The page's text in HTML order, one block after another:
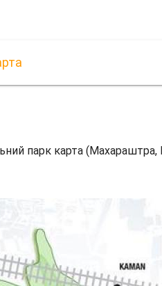
парк карта (Махараштра,